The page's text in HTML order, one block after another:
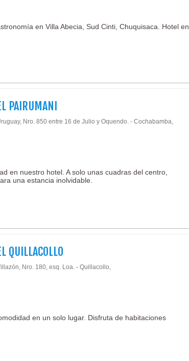
en Villa Abecia, Sud Cinti, Chuquisaca. Hotel en
PAIRUMANI
Nro. 850 entre 16 de Julio y Oquendo. - Cochabamba,
en nuestro hotel. A solo unas cuadras del centro,
una estancia inolvidable.
QUILLACOLLO
Nro. 180, esq. Loa. - Quillacollo,
en un solo lugar. Disfruta de habitaciones